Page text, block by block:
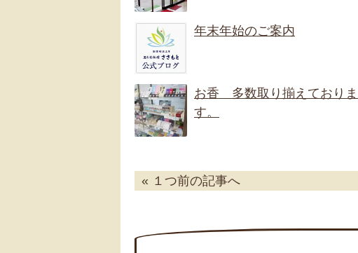
年末年始のご案内
お香 多数取り揃えておりま
す。
« １つ前の記事へ